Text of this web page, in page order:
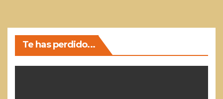
Te has perdido...